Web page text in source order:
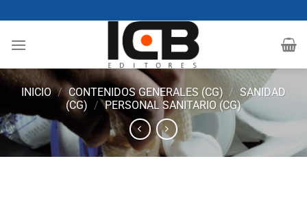
al
contenido
INICIO / CONTENIDOS GENERALES (CG) / SANIDAD
(CG) / PERSONAL SANITARIO (CG)